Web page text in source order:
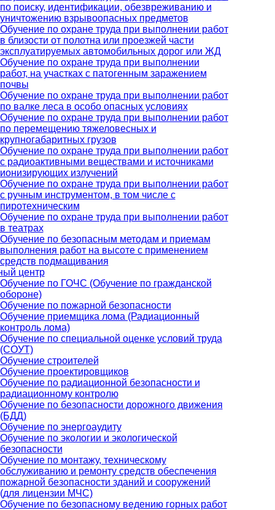
по поиску, идентификации, обезвреживанию и
уничтожению взрывоопасных предметов
Обучение по охране труда при выполнении работ
в близости от полотна или проезжей части
эксплуатируемых автомобильных дорог или ЖД
Обучение по охране труда при выполнении
работ, на участках с патогенным заражением
почвы
Обучение по охране труда при выполнении работ
по валке леса в особо опасных условиях
Обучение по охране труда при выполнении работ
по перемещению тяжеловесных и
крупногабаритных грузов
Обучение по охране труда при выполнении работ
с радиоактивными веществами и источниками
ионизирующих излучений
Обучение по охране труда при выполнении работ
с ручным инструментом, в том числе с
пиротехническим
Обучение по охране труда при выполнении работ
в театрах
Обучение по безопасным методам и приемам
выполнения работ на высоте с применением
средств подмащивания
центр
Обучение по ГОЧС (Обучение по гражданской
обороне)
Обучение по пожарной безопасности
Обучение приемщика лома (Радиационный
контроль лома)
Обучение по специальной оценке условий труда
(СОУТ)
Обучение строителей
Обучение проектировщиков
Обучение по радиационной безопасности и
радиационному контролю
Обучение по безопасности дорожного движения
(БДД)
Обучение по энергоаудиту
Обучение по экологии и экологической
безопасности
Обучение по монтажу, техническому
обслуживанию и ремонту средств обеспечения
пожарной безопасности зданий и сооружений
(для лицензии МЧС)
Обучение по безопасному ведению горных работ